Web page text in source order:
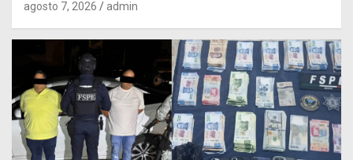
agosto 7, 2026 admin